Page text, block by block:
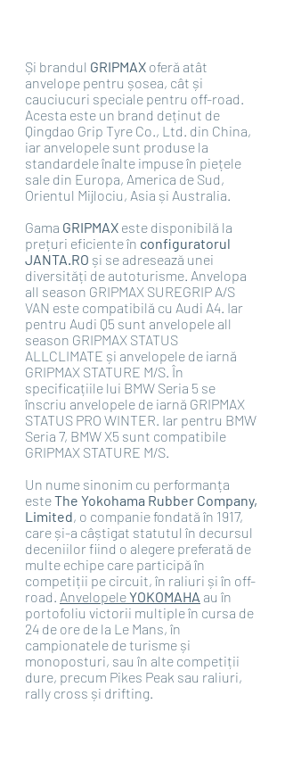
Și brandul GRIPMAX oferă atât
anvelope pentru șosea, cât și
cauciucuri speciale pentru off-road.
Acesta este un brand deținut de
Qingdao Grip Tyre Co., Ltd. din China,
iar anvelopele sunt produse la
standardele înalte impuse în piețele
sale din Europa, America de Sud,
Orientul Mijlociu, Asia și Australia.
Gama GRIPMAX este disponibilă la
prețuri eficiente în configuratorul
JANTA.RO și se adresează unei
diversități de autoturisme. Anvelopa
all season GRIPMAX SUREGRIP A/S
VAN este compatibilă cu Audi A4. Iar
pentru Audi Q5 sunt anvelopele all
season GRIPMAX STATUS
ALLCLIMATE și anvelopele de iarnă
GRIPMAX STATURE M/S. În
specificațiile lui BMW Seria 5 se
înscriu anvelopele de iarnă GRIPMAX
STATUS PRO WINTER. Iar pentru BMW
Seria 7, BMW X5 sunt compatibile
GRIPMAX STATURE M/S.
Un nume sinonim cu performanța
este The Yokohama Rubber Company,
Limited, o companie fondată în 1917,
care și-a câștigat statutul în decursul
deceniilor fiind o alegere preferată de
multe echipe care participă în
competiții pe circuit, în raliuri și în off-
road. Anvelopele YOKOMAHA au în
portofoliu victorii multiple în cursa de
24 de ore de la Le Mans, în
campionatele de turisme și
monoposturi, sau în alte competiții
dure, precum Pikes Peak sau raliuri,
rally cross și drifting.